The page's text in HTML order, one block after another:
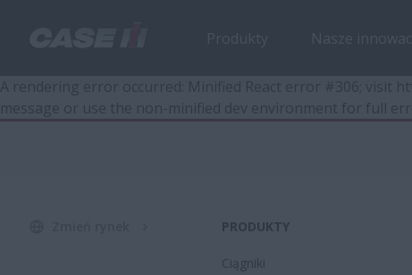
PRODUKTY
Ciągniki